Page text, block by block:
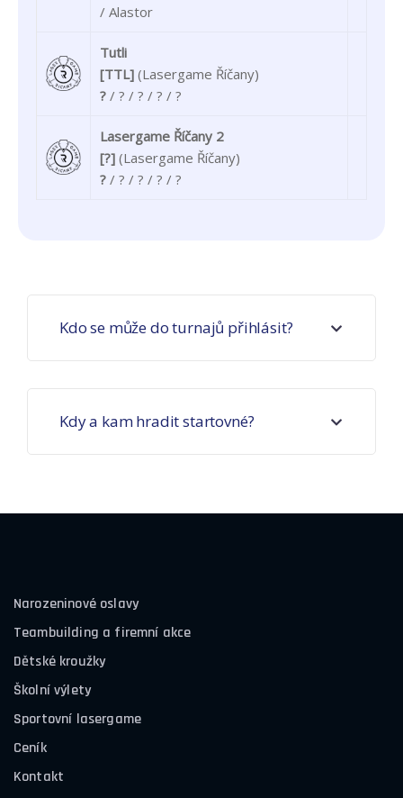
/ Alastor
Tutli
[TTL] (Lasergame Říčany)
? / ? / ? / ? / ?
Lasergame Říčany 2
[?] (Lasergame Říčany)
? / ? / ? / ? / ?
Kdo se může do turnajů přihlásit?
Kdy a kam hradit startovné?
Narozeninové oslavy
Teambuilding a firemní akce
Dětské kroužky
Školní výlety
Sportovní lasergame
Ceník
Kontakt